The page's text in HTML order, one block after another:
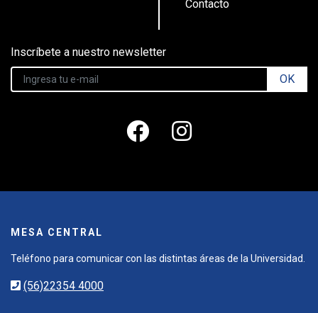
Contacto
Inscríbete a nuestro newsletter
OK
MESA CENTRAL
Teléfono para comunicar con las distintas áreas de la Universidad.
(56)22354 4000